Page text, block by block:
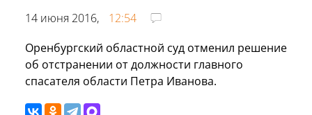
14 июня 2016,
12:54
Оренбургский областной суд отменил решение
об отстранении от должности главного
спасателя области Петра Иванова.